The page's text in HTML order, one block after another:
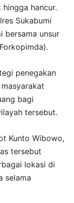
hancur.
Sukabumi
bersama unsur
penegakan
bagi
tersebut.
Kunto Wibowo,
tersebut
lokasi di
selama